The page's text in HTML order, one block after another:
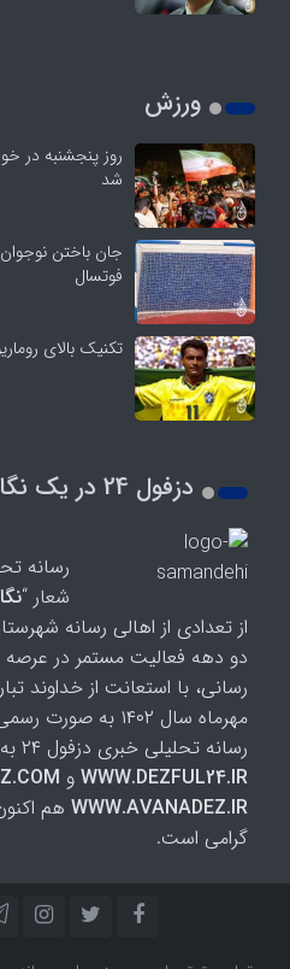
ورزش
روز پنجشنبه در
شد
جان باختن
فوتسال
تکنیک بالای روماریو
دزفول 24 در یک نگاه
شعار “
از تعدادی از اهالی رسانه
دو دهه فعالیت مستمر در عرصه
رسانی، با استعانت از خداوند
مهرماه سال ۱۴۰۲ به صورت رسمی آغاز بکار کرد.
رسانه تحلیلی خبری دزفول ۲۴ به نشانی های اینترنتی :
WWW.DEZFUL24.IR و
WWW.AVANADEZ.IR هم
گرامی است.